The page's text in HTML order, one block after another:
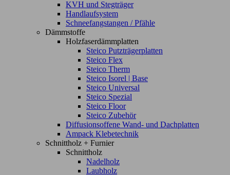
KVH und Stegträger
Handlaufsystem
Schneefangstangen / Pfähle
Dämmstoffe
Holzfaserdämmplatten
Steico Putzträgerplatten
Steico Flex
Steico Therm
Steico Isorel | Base
Steico Universal
Steico Spezial
Steico Floor
Steico Zubehör
Diffusionsoffene Wand- und Dachplatten
Ampack Klebetechnik
Schnittholz + Furnier
Schnittholz
Nadelholz
Laubholz